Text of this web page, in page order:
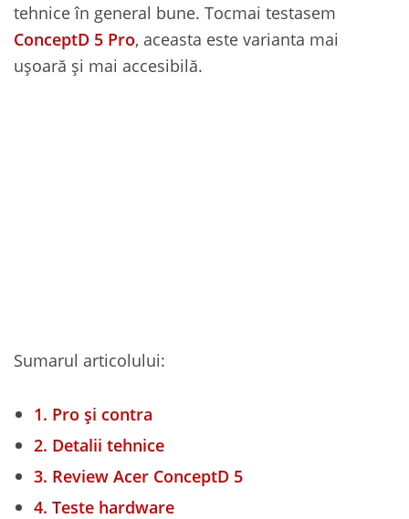
tehnice în general bune. Tocmai testasem
ConceptD 5 Pro, aceasta este varianta mai
ușoară și mai accesibilă.
Sumarul articolului:
1. Pro și contra
2. Detalii tehnice
3. Review Acer ConceptD 5
4. Teste hardware